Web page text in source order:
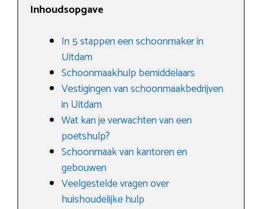
Inhoudsopgave
In 5 stappen een schoonmaker in
Uitdam
Schoonmaakhulp bemiddelaars
Vestigingen van schoonmaakbedrijven
in Uitdam
Wat kan je verwachten van een
poetshulp?
Schoonmaak van kantoren en
gebouwen
Veelgestelde vragen over
huishoudelijke hulp